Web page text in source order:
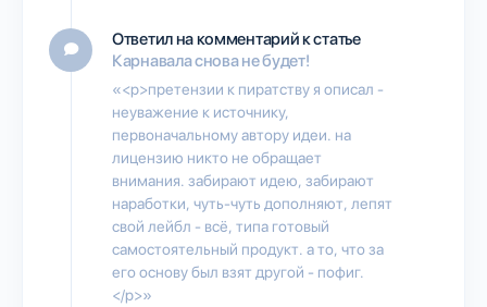
Ответил на комментарий к статье
Карнавала снова не будет!
«<p>претензии к пиратству я описал -
неуважение к источнику,
первоначальному автору идеи. на
лицензию никто не обращает
внимания. забирают идею, забирают
наработки, чуть-чуть дополняют, лепят
свой лейбл - всё, типа готовый
самостоятельный продукт. а то, что за
его основу был взят другой - пофиг.
</p>»